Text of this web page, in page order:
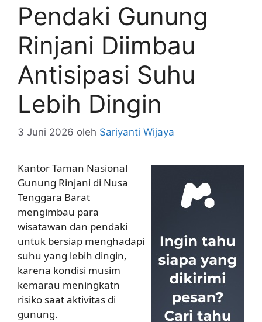
Pendaki Gunung
Rinjani Diimbau
Antisipasi Suhu
Lebih Dingin
3 Juni 2026 oleh Sariyanti Wijaya
Kantor Taman Nasional
Gunung Rinjani di Nusa
Tenggara Barat
mengimbau para
wisatawan dan pendaki
untuk bersiap menghadapi
suhu yang lebih dingin,
karena kondisi musim
kemarau meningkatn
risiko saat aktivitas di
gunung.